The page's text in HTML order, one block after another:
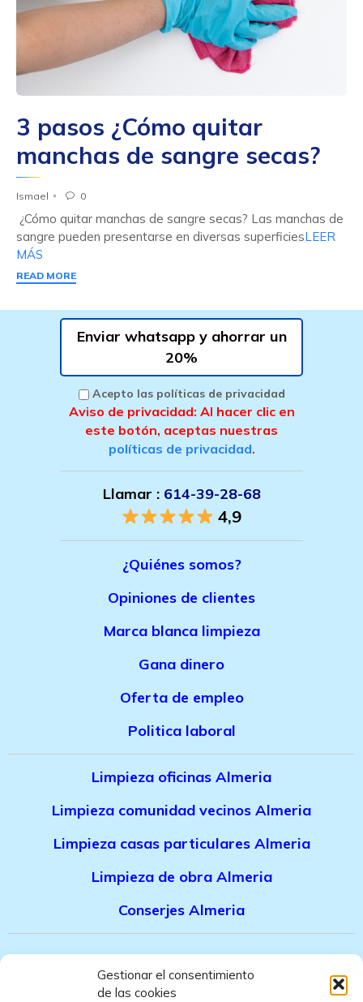
Gestionar el consentimiento
de las cookies
3 pasos ¿Cómo quitar
manchas de sangre secas?
Ismael  0
¿Cómo quitar manchas de sangre secas? Las manchas de
sangre pueden presentarse en diversas superficiesLEER
MÁS
READ MORE
Enviar whatsapp y ahorrar un
20%
Acepto las políticas de privacidad
Aviso de privacidad: Al hacer clic en
este botón, aceptas nuestras
políticas de privacidad.
Llamar : 614-39-28-68
4,9
¿Quiénes somos?
Opiniones de clientes
Marca blanca limpieza
Gana dinero
Oferta de empleo
Politica laboral
Limpieza oficinas Almeria
Limpieza comunidad vecinos Almeria
Limpieza casas particulares Almeria
Limpieza de obra Almeria
Conserjes Almeria
Canal denuncias trabajadores